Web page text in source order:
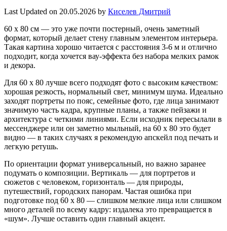
Last Updated on 20.05.2026 by Киселев Дмитрий
60 x 80 см — это уже почти постерный, очень заметный
формат, который делает стену главным элементом интерьера.
Такая картина хорошо читается с расстояния 3-6 м и отлично
подходит, когда хочется вау-эффекта без набора мелких рамок
и декора.
Для 60 x 80 лучше всего подходят фото с высоким качеством:
хорошая резкость, нормальный свет, минимум шума. Идеально
заходят портреты по пояс, семейные фото, где лица занимают
значимую часть кадра, крупные планы, а также пейзажи и
архитектура с четкими линиями. Если исходник пересылали в
мессенджере или он заметно мыльный, на 60 x 80 это будет
видно — в таких случаях я рекомендую апскейл под печать и
легкую ретушь.
По ориентации формат универсальный, но важно заранее
подумать о композиции. Вертикаль — для портретов и
сюжетов с человеком, горизонталь — для природы,
путешествий, городских панорам. Частая ошибка при
подготовке под 60 x 80 — слишком мелкие лица или слишком
много деталей по всему кадру: издалека это превращается в
«шум». Лучше оставить один главный акцент.